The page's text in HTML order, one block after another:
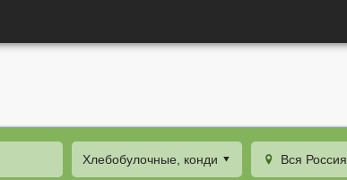
Хлебобулочные, кондитерские изделияВся Россия